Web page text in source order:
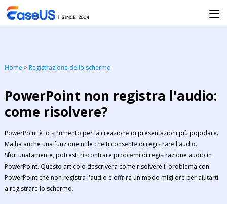
Home > Registrazione dello schermo
PowerPoint non registra l'audio:
come risolvere?
PowerPoint è lo strumento per la creazione di presentazioni più popolare.
Ma ha anche una funzione utile che ti consente di registrare l'audio.
Sfortunatamente, potresti riscontrare problemi di registrazione audio in
PowerPoint. Questo articolo descriverà come risolvere il problema con
PowerPoint che non registra l'audio e offrirà un modo migliore per aiutarti
a registrare lo schermo.